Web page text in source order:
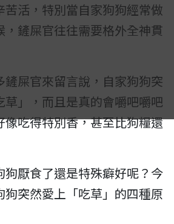
苦活，特別當自家狗狗經常做
，鏟屎官往往需要格外全神貫
鏟屎官來留言說，自家狗狗突
草」，而且是真的會嚼吧嚼吧
像吃得特別香，甚至比狗糧還
狗厭食了還是特殊癖好呢？今
狗突然愛上「吃草」的四種原